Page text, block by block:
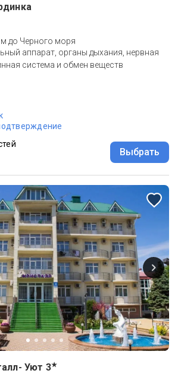
м до Черного моря
аппарат, органы дыхания, нервная
система и обмен веществ
Выбрать
Уют 3★